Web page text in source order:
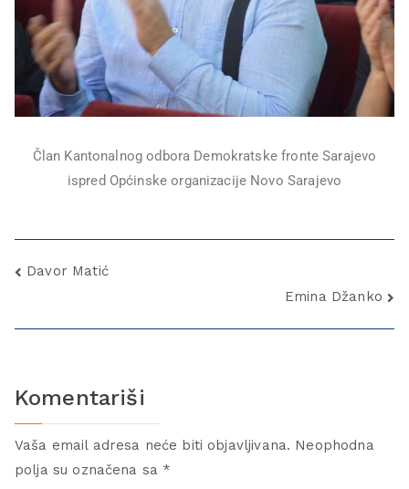
Član Kantonalnog odbora Demokratske fronte Sarajevo
ispred Općinske organizacije Novo Sarajevo
Davor Matić
Emina Džanko
Komentariši
Vaša email adresa neće biti objavljivana. Neophodna
polja su označena sa *